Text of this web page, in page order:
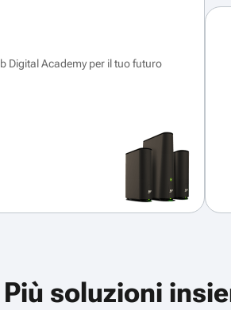
Digital Academy per il tuo futuro
Più soluzioni